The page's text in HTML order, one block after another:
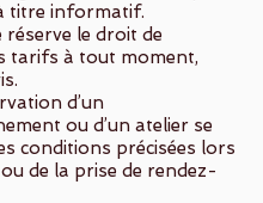
titre informatif.
réserve le droit de
tarifs à tout moment,
d’un
ou d’un atelier se
conditions précisées lors
de la prise de rendez-